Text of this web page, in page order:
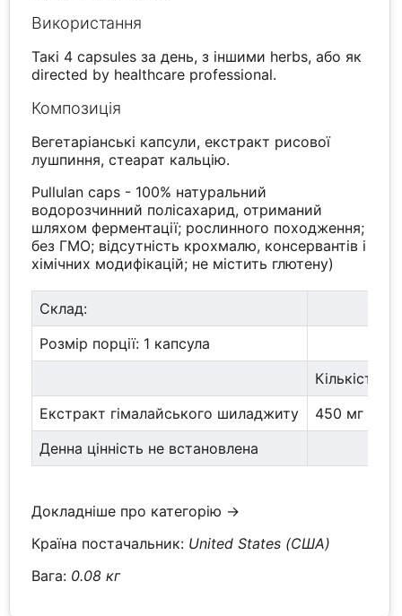
Використання
Такі 4 capsules за день, з іншими herbs, або як
directed by healthcare professional.
Композиція
Вегетаріанські капсули, екстракт рисової
лушпиння, стеарат кальцію.
Pullulan caps - 100% натуральний
водорозчинний полісахарид, отриманий
шляхом ферментації; рослинного походження;
без ГМО; відсутність крохмалю, консервантів і
хімічних модифікацій; не містить глютену)
Склад:
Розмір порції: 1 капсула
Кількість/
Екстракт гімалайського шиладжиту
450 мг
Денна цінність не встановлена
Докладніше про категорію →
Країна постачальник: United States (США)
Вага: 0.08 кг